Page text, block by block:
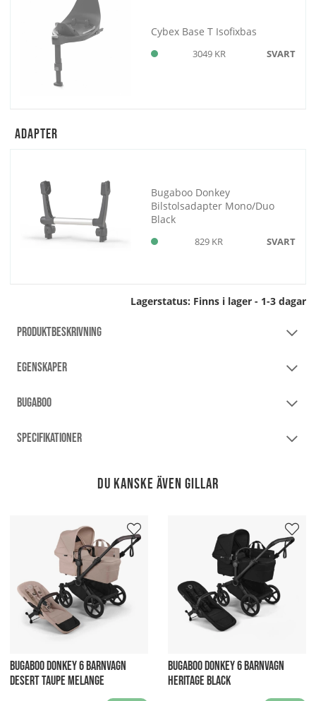
Cybex Base T Isofixbas
3049 KR SVART
Adapter
Bugaboo Donkey
Bilstolsadapter Mono/Duo
Black
829 KR SVART
Lagerstatus: Finns i lager - 1-3 dagar
PRODUKTBESKRIVNING
EGENSKAPER
BUGABOO
SPECIFIKATIONER
Du kanske även gillar
BUGABOO DONKEY 6 BARNVAGN
DESERT TAUPE MELANGE
BUGABOO DONKEY 6 BARNVAGN
HERITAGE BLACK